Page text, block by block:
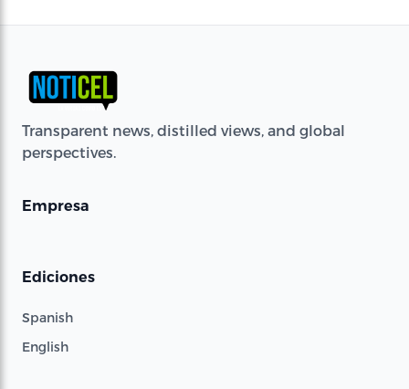
Transparent news, distilled views, and global
perspectives.
Empresa
Ediciones
Spanish
English